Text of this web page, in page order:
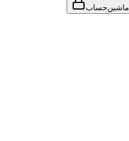
ماشین‌حساب